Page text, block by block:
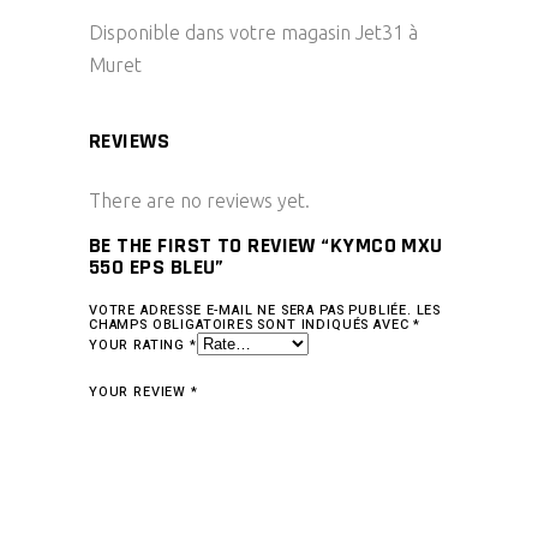
Disponible dans votre magasin Jet31 à
Muret
REVIEWS
There are no reviews yet.
BE THE FIRST TO REVIEW “KYMCO MXU
550 EPS BLEU”
VOTRE ADRESSE E-MAIL NE SERA PAS PUBLIÉE. LES
CHAMPS OBLIGATOIRES SONT INDIQUÉS AVEC*
YOUR RATING *
YOUR REVIEW *